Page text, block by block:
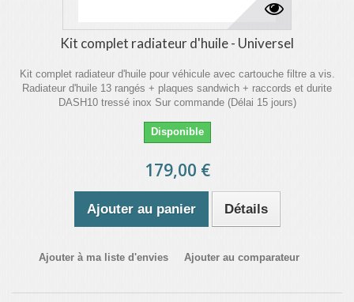
Kit complet radiateur d'huile - Universel
Kit complet radiateur d'huile pour véhicule avec cartouche filtre a vis.
Radiateur d'huile 13 rangés + plaques sandwich + raccords et durite
DASH10 tressé inox Sur commande (Délai 15 jours)
Disponible
179,00 €
Ajouter au panier Détails
Ajouter à ma liste d'envies Ajouter au comparateur